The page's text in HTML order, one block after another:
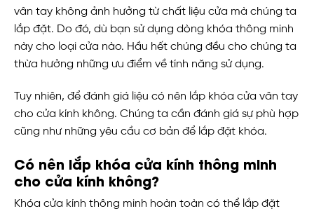
vân tay không ảnh hưởng từ chất liệu cửa mà chúng ta
lắp đặt. Do đó, dù bạn sử dụng dòng khóa thông minh
này cho loại cửa nào. Hầu hết chúng đều cho chúng ta
thừa hưởng những ưu điểm về tính năng sử dụng.
Tuy nhiên, để đánh giá liệu có nên lắp khóa cửa vân tay
cho cửa kính không. Chúng ta cần đánh giá sự phù hợp
cũng như những yêu cầu cơ bản để lắp đặt khóa.
Có nên lắp khóa cửa kính thông minh
cho cửa kính không?
Khóa cửa kính thông minh hoàn toàn có thể lắp đặt